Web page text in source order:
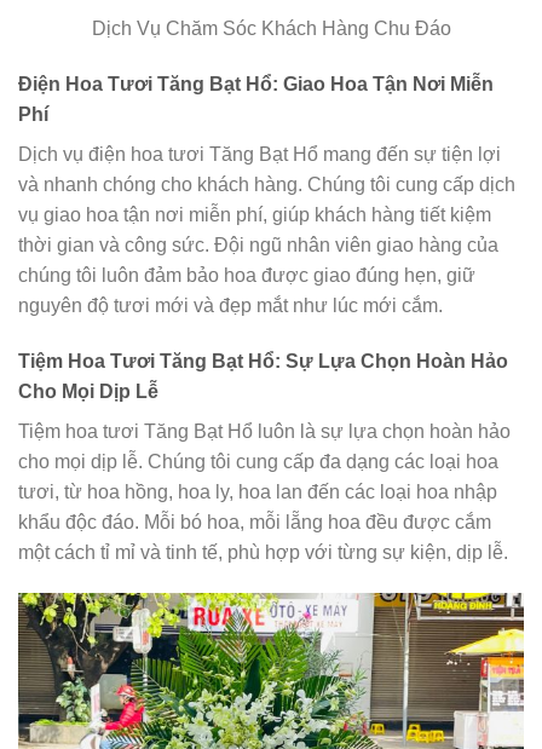
Dịch Vụ Chăm Sóc Khách Hàng Chu Đáo
Điện Hoa Tươi Tăng Bạt Hổ: Giao Hoa Tận Nơi Miễn
Phí
Dịch vụ điện hoa tươi Tăng Bạt Hổ mang đến sự tiện lợi
và nhanh chóng cho khách hàng. Chúng tôi cung cấp dịch
vụ giao hoa tận nơi miễn phí, giúp khách hàng tiết kiệm
thời gian và công sức. Đội ngũ nhân viên giao hàng của
chúng tôi luôn đảm bảo hoa được giao đúng hẹn, giữ
nguyên độ tươi mới và đẹp mắt như lúc mới cắm.
Tiệm Hoa Tươi Tăng Bạt Hổ: Sự Lựa Chọn Hoàn Hảo
Cho Mọi Dịp Lễ
Tiệm hoa tươi Tăng Bạt Hổ luôn là sự lựa chọn hoàn hảo
cho mọi dịp lễ. Chúng tôi cung cấp đa dạng các loại hoa
tươi, từ hoa hồng, hoa ly, hoa lan đến các loại hoa nhập
khẩu độc đáo. Mỗi bó hoa, mỗi lẵng hoa đều được cắm
một cách tỉ mỉ và tinh tế, phù hợp với từng sự kiện, dịp lễ.